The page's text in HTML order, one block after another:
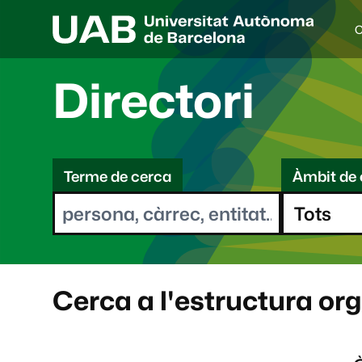
I
d
i
a
e
l
e
o
t
Directori
C
eTerme de cerca Àmbit de
Cerca a l'estructura